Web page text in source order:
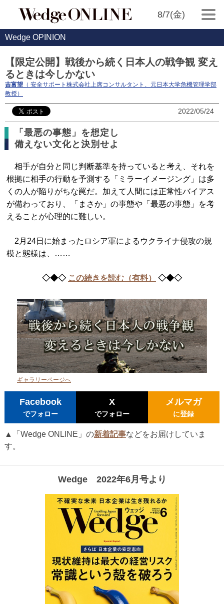
8/7(金)
Wedge OPINION
【限定公開】戦後から続く日本人の戦争観 変え
るときは今しかない
吉富望 （ 安全サポート株式会社上席コンサルタント、元日本大学危機管理学部
教授）
2022/05/24
「最悪の事態」を想定し
備えない文化と決別せよ
相手が自分と同じ判断基準を持っていると考え、それを
根拠に相手の行動を予測する「ミラーイメージング」は多
くの人が陥りがちな罠だ。加えて人間には正常性バイアス
が備わっており、「まさか」の事態や「最悪の事態」を考
えることが心理的に難しい。
2月24日に始まったロシア軍によるウクライナ侵攻の規
模と態様は、……
◇◆◇ この続きを読む（有料） ◇◆◇
ギャラリーページへ
Facebook
でフォロー
X
でフォロー
メルマガ
に登録
▲「Wedge ONLINE」の新着記事などをお届けしていま
す。
Wedge 2022年6月号より